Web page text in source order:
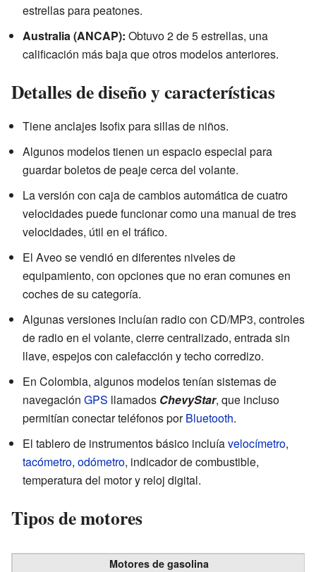
estrellas para peatones.
Australia (ANCAP): Obtuvo 2 de 5 estrellas, una
calificación más baja que otros modelos anteriores.
Detalles de diseño y características
Tiene anclajes Isofix para sillas de niños.
Algunos modelos tienen un espacio especial para
guardar boletos de peaje cerca del volante.
La versión con caja de cambios automática de cuatro
velocidades puede funcionar como una manual de tres
velocidades, útil en el tráfico.
El Aveo se vendió en diferentes niveles de
equipamiento, con opciones que no eran comunes en
coches de su categoría.
Algunas versiones incluían radio con CD/MP3, controles
de radio en el volante, cierre centralizado, entrada sin
llave, espejos con calefacción y techo corredizo.
En Colombia, algunos modelos tenían sistemas de
navegación GPS llamados ChevyStar, que incluso
permitían conectar teléfonos porBluetooth.
El tablero de instrumentos básico incluíavelocímetro,
tacómetro, odómetro, indicador de combustible,
temperatura del motor y reloj digital.
Tipos de motores
Motores de gasolina